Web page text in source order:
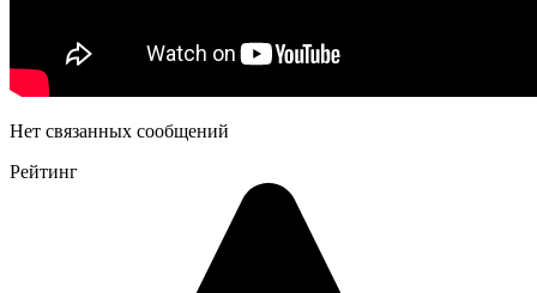
Нет связанных сообщений
Рейтинг